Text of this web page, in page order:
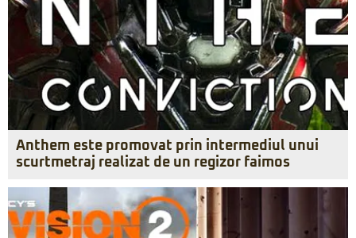
Anthem este promovat prin intermediul unui
scurtmetraj realizat de un regizor faimos